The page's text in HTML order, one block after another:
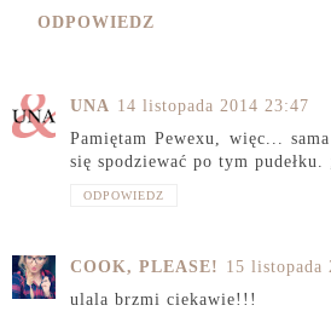
ODPOWIEDZ
UNA 14 listopada 2014 23:47
Pamiętam Pewexu, więc...
się spodziewać po tym pudełku.
ODPOWIEDZ
COOK, PLEASE! 15 listopada
ulala brzmi ciekawie!!!